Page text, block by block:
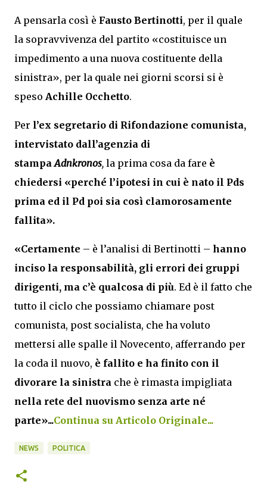
A pensarla così è Fausto Bertinotti, per il quale
la sopravvivenza del partito «costituisce un
impedimento a una nuova costituente della
sinistra», per la quale nei giorni scorsi si è
speso Achille Occhetto.
Per l’ex segretario di Rifondazione comunista,
intervistato dall’agenzia di
stampaAdnkronos, la prima cosa da fare è
chiedersi «perché l’ipotesi in cui è nato il Pds
prima ed il Pd poi sia così clamorosamente
fallita».
«Certamente – è l’analisi di Bertinotti – hanno
inciso la responsabilità, gli errori dei gruppi
dirigenti, ma c’è qualcosa di più. Ed è il fatto che
tutto il ciclo che possiamo chiamare post
comunista, post socialista, che ha voluto
mettersi alle spalle il Novecento, afferrando per
la coda il nuovo, è fallito e ha finito con il
divorare la sinistra che è rimasta impigliata
nella rete del nuovismo senza arte né
parte»...Continua su Articolo Originale...
NEWS POLITICA